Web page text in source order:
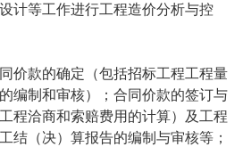
计等工作进行工程造价分析与控
款的确定（包括招标工程工程量
编制和审核）；合同价款的签订与
程洽商和索赔费用的计算）及工程
结（决）算报告的编制与审核等；